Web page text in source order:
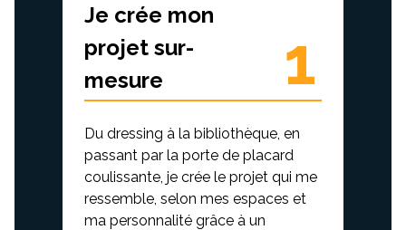
1
Je crée mon
projet sur-
mesure
Du dressing à la bibliothèque, en
passant par la porte de placard
coulissante, je crée le projet qui me
ressemble, selon mes espaces et
ma personnalité grâce à un